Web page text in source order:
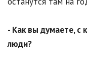
- Как вы думаете, с
люди?